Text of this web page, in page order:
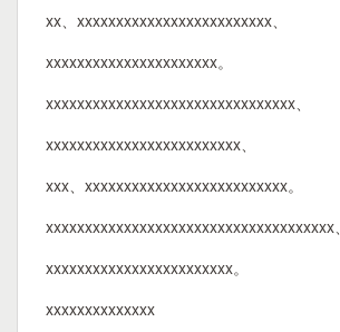
xx、xxxxxxxxxxxxxxxxxxxxxxxxx、
xxxxxxxxxxxxxxxxxxxxxx。
xxxxxxxxxxxxxxxxxxxxxxxxxxxxxxxx、
xxxxxxxxxxxxxxxxxxxxxxxxx、
xxx、xxxxxxxxxxxxxxxxxxxxxxxxxx。
xxxxxxxxxxxxxxxxxxxxxxxxxxxxxxxxxxxxx、
xxxxxxxxxxxxxxxxxxxxxxxx。
xxxxxxxxxxxxxx